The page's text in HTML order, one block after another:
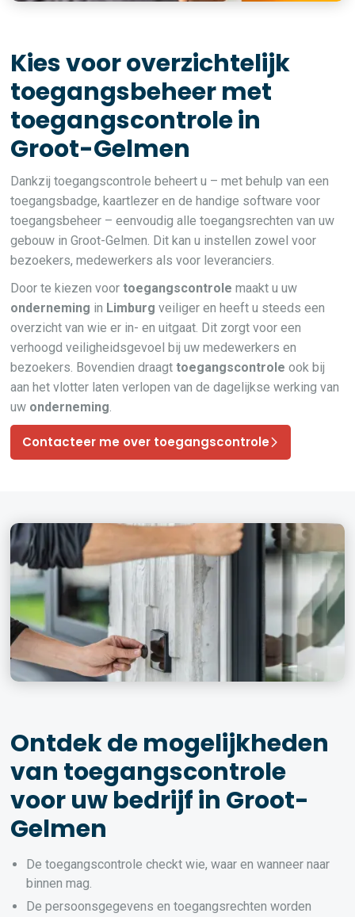
Kies voor overzichtelijk
toegangsbeheer met
toegangscontrole in
Groot-Gelmen
Dankzij toegangscontrole beheert u – met behulp van een
toegangsbadge, kaartlezer en de handige software voor
toegangsbeheer – eenvoudig alle toegangsrechten van uw
gebouw in Groot-Gelmen. Dit kan u instellen zowel voor
bezoekers, medewerkers als voor leveranciers.
Door te kiezen voortoegangscontrole maakt u uw
onderneming in Limburg veiliger en heeft u steeds een
overzicht van wie er in- en uitgaat. Dit zorgt voor een
verhoogd veiligheidsgevoel bij uw medewerkers en
bezoekers. Bovendien draagttoegangscontrole ook bij
aan het vlotter laten verlopen van de dagelijkse werking van
uw onderneming.
Contacteer me over toegangscontrole
Ontdek de mogelijkheden
van toegangscontrole
voor uw bedrijf in Groot-
Gelmen
De toegangscontrole checkt wie, waar en wanneer naar
binnen mag.
De persoonsgegevens en toegangsrechten worden